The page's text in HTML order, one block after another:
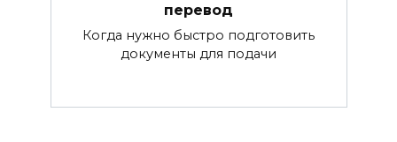
перевод
Когда нужно быстро подготовить
документы для подачи